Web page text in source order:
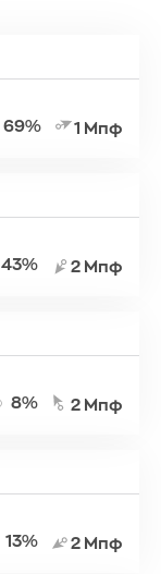
69% 1 Μπφ
43% 2 Μπφ
8% 2 Μπφ
13% 2 Μπφ